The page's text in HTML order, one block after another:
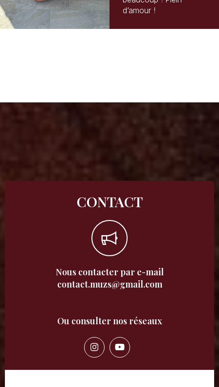
d’amour !
CONTACT
Nous contacter par e-mail
contact.muzs@gmail.com
Ou consulter nos réseaux